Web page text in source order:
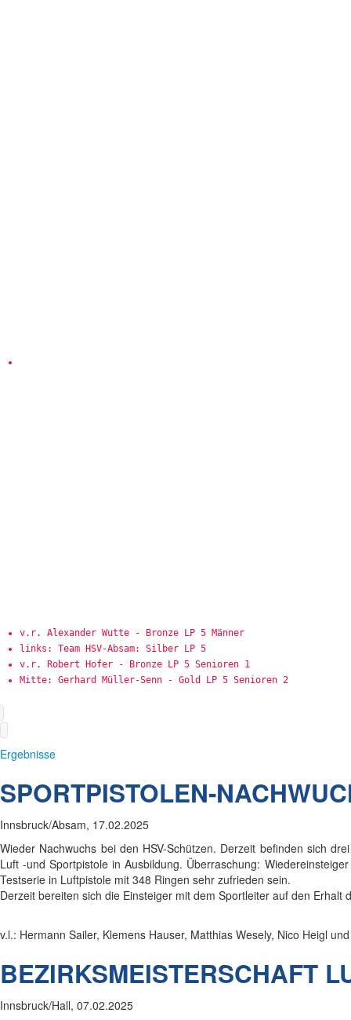
v.r. Alexander Wutte - Bronze LP 5 Männer
links: Team HSV-Absam: Silber LP 5
v.r. Robert Hofer - Bronze LP 5 Senioren 1
Mitte: Gerhard Müller-Senn - Gold LP 5 Senioren 2
Ergebnisse
SPORTPISTOLEN-
Innsbruck/Absam, 17.02.2025
Wieder Nachwuchs bei den HSV-Schützen. Derzeit befinden sich
Luft -und Sportpistole in Ausbildung. Überraschung:
Testserie in Luftpistole mit 348 Ringen sehr zufrieden sein.
Derzeit bereiten sich die Einsteiger mit dem Sportleiter auf den
v.l.: Hermann Sailer, Klemens Hauser, Matthias Wesely, Nico Heigl
BEZIRKSMEISTERSCHAFT
Innsbruck/Hall, 07.02.2025